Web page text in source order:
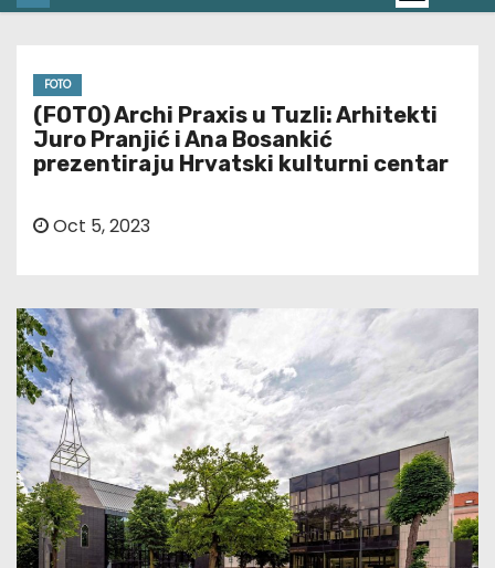
FOTO
(FOTO) Archi Praxis u Tuzli: Arhitekti
Juro Pranjić i Ana Bosankić
prezentiraju Hrvatski kulturni centar
Oct 5, 2023